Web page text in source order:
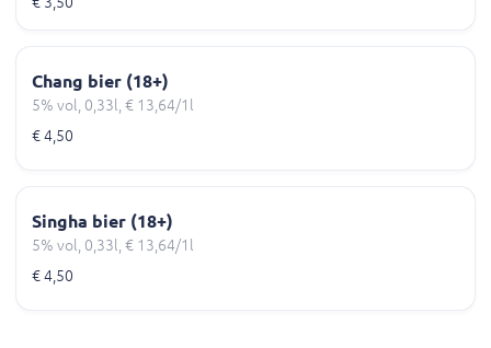
Chang bier (18+)
5% vol, 0,33l, € 13,64/1l
€ 4,50
Singha bier (18+)
5% vol, 0,33l, € 13,64/1l
€ 4,50